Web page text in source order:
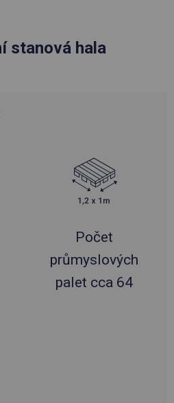
stanová hala
Počet
průmyslových
palet cca 64